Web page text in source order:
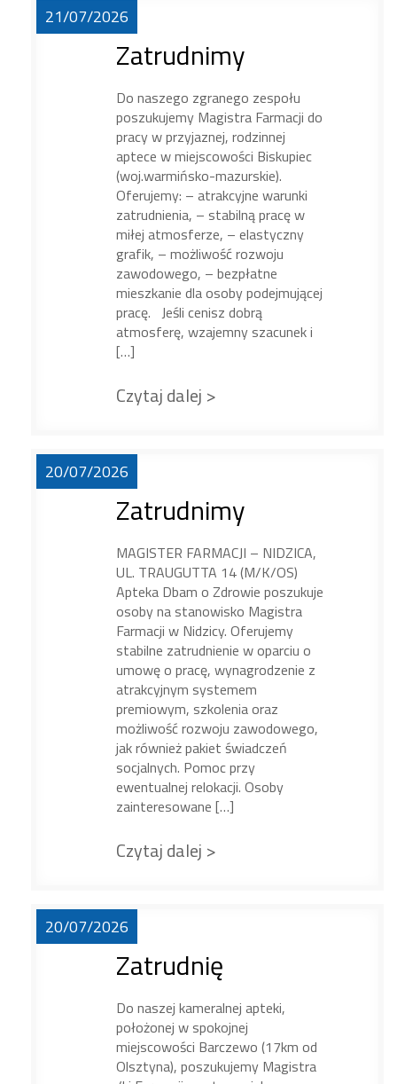
21/07/2026
Zatrudnimy
Do naszego zgranego zespołu
poszukujemy Magistra Farmacji do
pracy w przyjaznej, rodzinnej
aptece w miejscowości Biskupiec
(woj.warmińsko-mazurskie).
Oferujemy: – atrakcyjne warunki
zatrudnienia, – stabilną pracę w
miłej atmosferze, – elastyczny
grafik, – możliwość rozwoju
zawodowego, – bezpłatne
mieszkanie dla osoby podejmującej
pracę. Jeśli cenisz dobrą
atmosferę, wzajemny szacunek i
[…]
Czytaj dalej >
20/07/2026
Zatrudnimy
MAGISTER FARMACJI – NIDZICA,
UL. TRAUGUTTA 14 (M/K/OS)
Apteka Dbam o Zdrowie poszukuje
osoby na stanowisko Magistra
Farmacji w Nidzicy. Oferujemy
stabilne zatrudnienie w oparciu o
umowę o pracę, wynagrodzenie z
atrakcyjnym systemem
premiowym, szkolenia oraz
możliwość rozwoju zawodowego,
jak również pakiet świadczeń
socjalnych. Pomoc przy
ewentualnej relokacji. Osoby
zainteresowane […]
Czytaj dalej >
20/07/2026
Zatrudnię
Do naszej kameralnej apteki,
położonej w spokojnej
miejscowości Barczewo (17km od
Olsztyna), poszukujemy Magistra